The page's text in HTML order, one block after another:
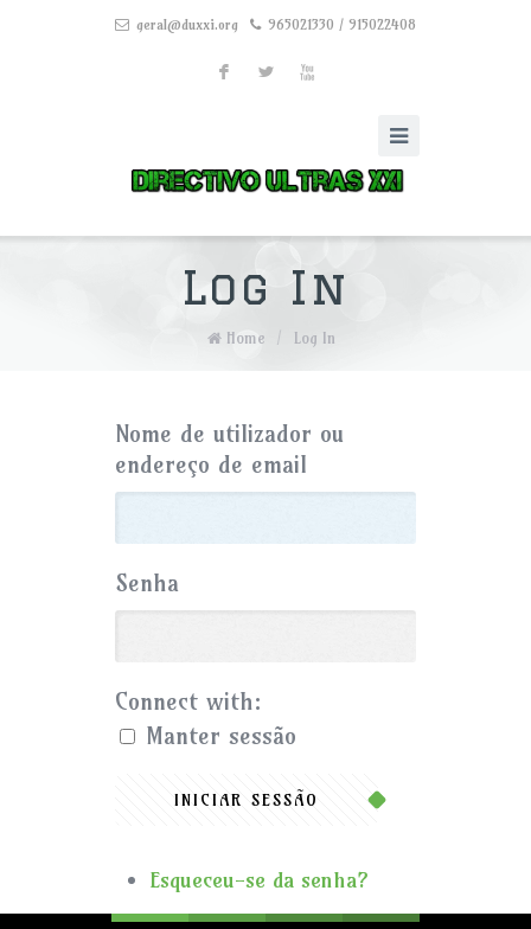
geral@duxxi.org 965021330 / 915022408
F L X
Log In
Home / Log In
Nome de utilizador ou
endereço de email
Senha
Connect with:
Manter sessão
INICIAR SESSÃO
Esqueceu-se da senha?